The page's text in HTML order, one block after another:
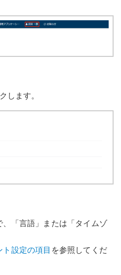
します。
、「言語」または「タイムゾ
ト設定の項目 を参照してくだ